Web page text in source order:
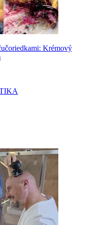
Krémový